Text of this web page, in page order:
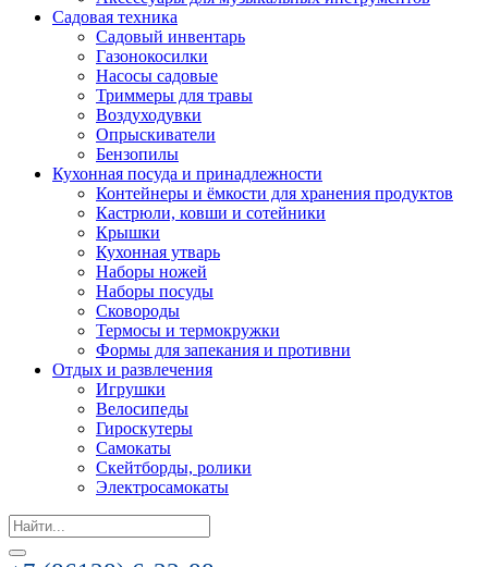
Садовая техника
Садовый инвентарь
Газонокосилки
Насосы садовые
Триммеры для травы
Воздуходувки
Опрыскиватели
Бензопилы
Кухонная посуда и принадлежности
Контейнеры и ёмкости для хранения продуктов
Кастрюли, ковши и сотейники
Крышки
Кухонная утварь
Наборы ножей
Наборы посуды
Сковороды
Термосы и термокружки
Формы для запекания и противни
Отдых и развлечения
Игрушки
Велосипеды
Гироскутеры
Самокаты
Скейтборды, ролики
Электросамокаты
Search
for: